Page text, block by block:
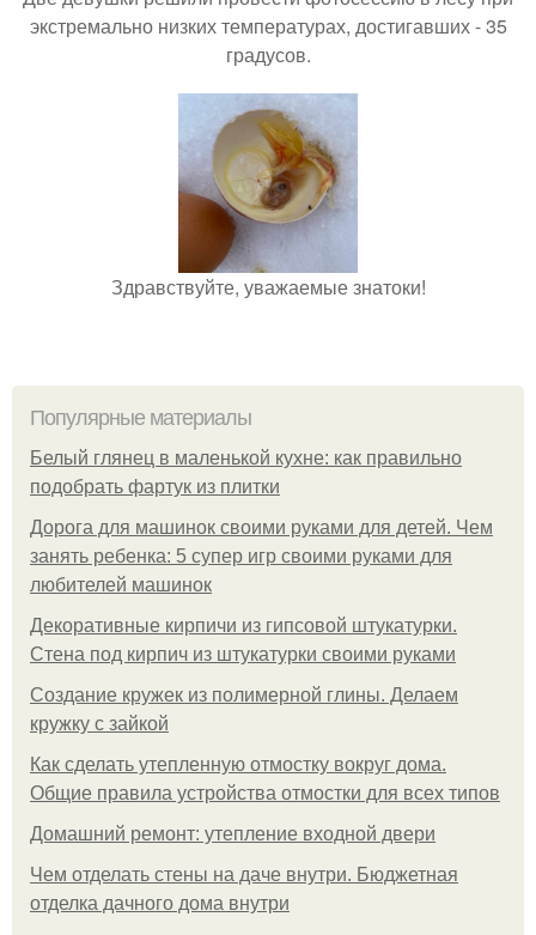
экстремально низких температурах, достигавших - 35
градусов.
Здравствуйте, уважаемые знатоки!
Популярные материалы
Белый глянец в маленькой кухне: как правильно
подобрать фартук из плитки
Дорога для машинок своими руками для детей. Чем
занять ребенка: 5 супер игр своими руками для
любителей машинок
Декоративные кирпичи из гипсовой штукатурки.
Стена под кирпич из штукатурки своими руками
Создание кружек из полимерной глины. Делаем
кружку с зайкой
Как сделать утепленную отмостку вокруг дома.
Общие правила устройства отмостки для всех типов
Домашний ремонт: утепление входной двери
Чем отделать стены на даче внутри. Бюджетная
отделка дачного дома внутри